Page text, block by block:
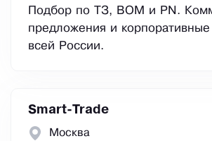
Подбор по ТЗ, BOM и PN.
предложения и корпоративные
всей России.
Smart-Trade
Москва